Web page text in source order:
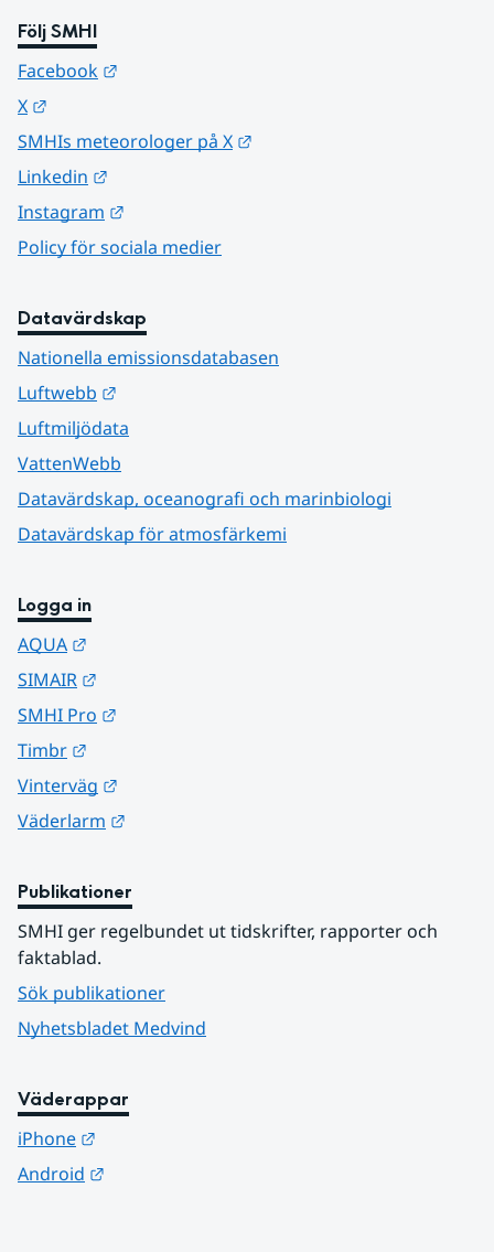
Följ SMHI
Facebook
X
SMHIs meteorologer på X
Linkedin
Instagram
Policy för sociala medier
Datavärdskap
Nationella emissionsdatabasen
Luftwebb
Luftmiljödata
VattenWebb
Datavärdskap, oceanografi och marinbiologi
Datavärdskap för atmosfärkemi
Logga in
AQUA
SIMAIR
SMHI Pro
Timbr
Vinterväg
Väderlarm
Publikationer
SMHI ger regelbundet ut tidskrifter, rapporter och
faktablad.
Sök publikationer
Nyhetsbladet Medvind
Väderappar
iPhone
Android